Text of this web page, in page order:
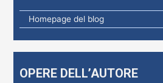
Homepage del blog
OPERE DELL’AUTORE